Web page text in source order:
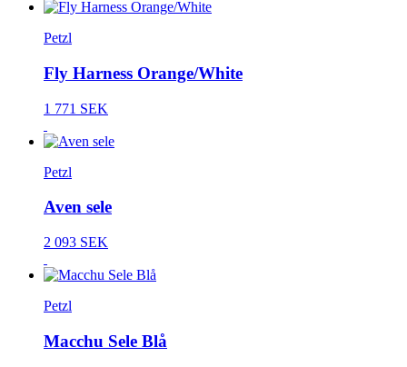
Petzl
Fly Harness Orange/White
1 771 SEK
Petzl
Aven sele
2 093 SEK
Petzl
Macchu Sele Blå